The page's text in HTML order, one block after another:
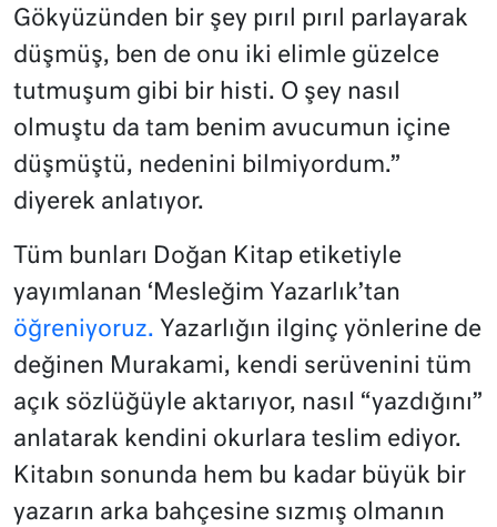
Gökyüzünden bir şey pırıl pırıl parlayarak
düşmüş, ben de onu iki elimle güzelce
tutmuşum gibi bir histi. O şey nasıl
olmuştu da tam benim avucumun içine
düşmüştü, nedenini bilmiyordum.”
diyerek anlatıyor.
Tüm bunları Doğan Kitap etiketiyle
yayımlanan ‘Mesleğim Yazarlık’tan
öğreniyoruz. Yazarlığın ilginç yönlerine de
değinen Murakami, kendi serüvenini tüm
açık sözlüğüyle aktarıyor, nasıl “yazdığını”
anlatarak kendini okurlara teslim ediyor.
Kitabın sonunda hem bu kadar büyük bir
yazarın arka bahçesine sızmış olmanın